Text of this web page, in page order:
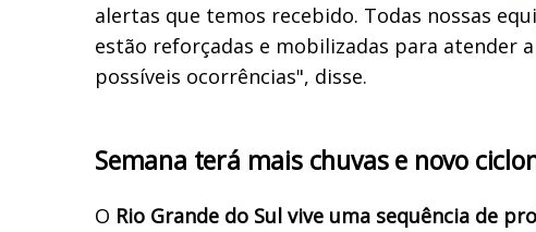
alertas que temos recebido. Todas nossas
estão reforçadas e mobilizadas para atender
possíveis ocorrências", disse.
Semana terá mais chuvas e novo
O Rio Grande do Sul vive uma sequência de